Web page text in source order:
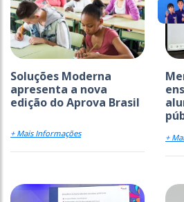
Soluções Moderna
apresenta a nova
edição do Aprova Brasil
+ Mais Informações +